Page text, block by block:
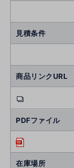
見積条件
商品リンクURL
PDFファイル
在庫場所